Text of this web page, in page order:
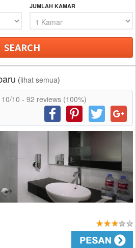
JUMLAH KAMAR
(lihat semua)
10/10 - 92 reviews (100%)
3